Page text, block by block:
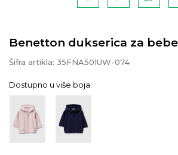
Benetton dukserica za bebe
Šifra artikla: 35FNA501UW-074
Dostupno u više boja: